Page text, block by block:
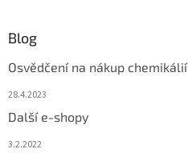
Blog
Osvědčení na nákup chemikálií
28.4.2023
Další e-shopy
3.2.2022